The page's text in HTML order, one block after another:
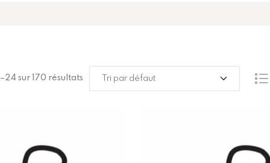
sur 170 résultats